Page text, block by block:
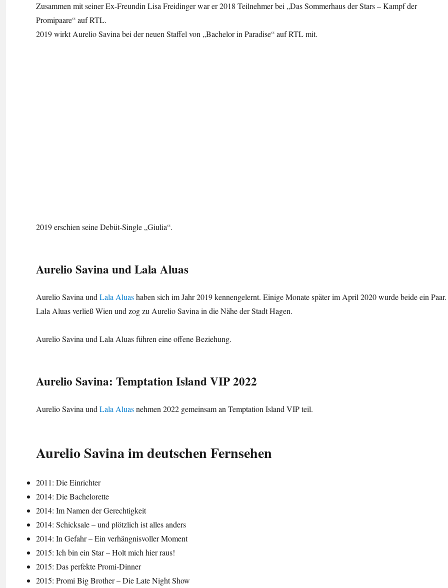
Zusammen mit seiner Ex-Freundin Lisa Freidinger war er 2018 Teilnehmer bei „Das Sommerhaus der Stars – Kampf der
Promipaare“ auf RTL.
2019 wirkt Aurelio Savina bei der neuen Staffel von „Bachelor in Paradise“ auf RTL mit.
2019 erschien seine Debüt-Single „Giulia“.
Aurelio Savina und Lala Aluas
Aurelio Savina und Lala Aluashaben sich im Jahr 2019 kennengelernt. Einige Monate später im April 2020 wurde beide ein Paar.
Lala Aluas verließ Wien und zog zu Aurelio Savina in die Nähe der Stadt Hagen.
Aurelio Savina und Lala Aluas führen eine offene Beziehung.
Aurelio Savina: Temptation Island VIP 2022
Aurelio Savina und Lala Aluasnehmen 2022 gemeinsam an Temptation Island VIP teil.
Aurelio Savina im deutschen Fernsehen
2011: Die Einrichter
2014: Die Bachelorette
2014: Im Namen der Gerechtigkeit
2014: Schicksale – und plötzlich ist alles anders
2014: In Gefahr – Ein verhängnisvoller Moment
2015: Ich bin ein Star – Holt mich hier raus!
2015: Das perfekte Promi-Dinner
2015: Promi Big Brother – Die Late Night Show